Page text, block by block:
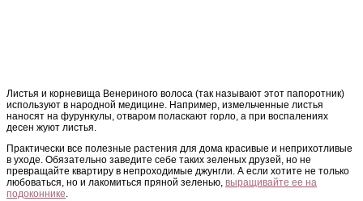
Листья и корневища Венериного волоса (так называют этот папоротник)
используют в народной медицине. Например, измельченные листья
наносят на фурункулы, отваром поласкают горло, а при воспалениях
десен жуют листья.
Практически все полезные растения для дома красивые и неприхотливые
в уходе. Обязательно заведите себе таких зеленых друзей, но не
превращайте квартиру в непроходимые джунгли. А если хотите не только
любоваться, но и лакомиться пряной зеленью, выращивайте ее на
подоконнике.